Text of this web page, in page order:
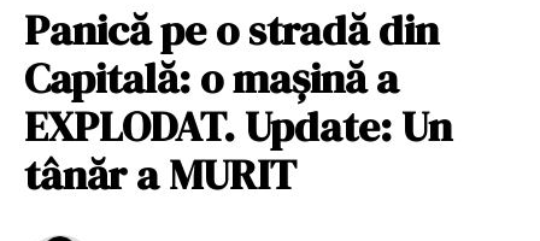
Panică pe o stradă din
Capitală: o mașină a
EXPLODAT. Update: Un
tânăr a MURIT